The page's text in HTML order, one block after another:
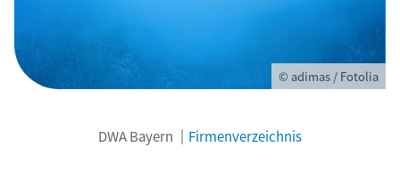
© adimas / Fotolia
DWA Bayern Firmenverzeichnis